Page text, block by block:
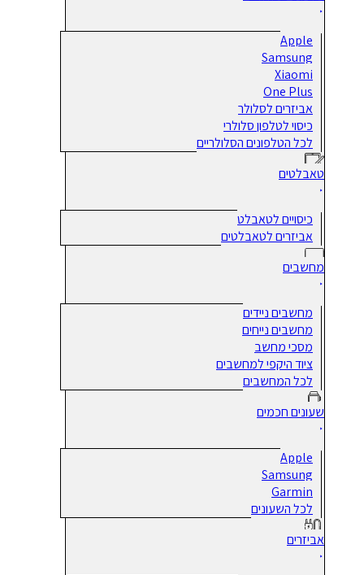
Apple
Samsung
Xiaomi
One Plus
אביזרים לסלולר
כיסוי לטלפון סלולרי
לכל הטלפונים הסלולריים
טאבלטים
כיסויים לטאבלט
אביזרים לטאבלטים
מחשבים
מחשבים ניידים
מחשבים נייחים
מסכי מחשב
ציוד היקפי למחשבים
לכל המחשבים
שעונים חכמים
Apple
Samsung
Garmin
לכל השעונים
אביזרים